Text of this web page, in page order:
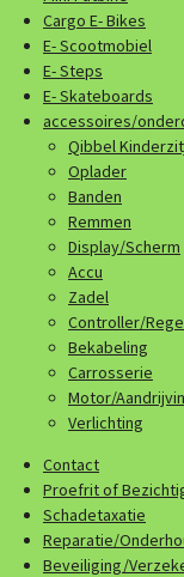
Cargo E- Bikes
E- Scootmobiel
E- Steps
E- Skateboards
accessoires/
Qibbel
Oplader
Banden
Remmen
Display/Scherm
Accu
Zadel
Controller/
Bekabeling
Carrosserie
Motor/
Verlichting
Contact
Proefrit of
Schadetaxatie
Reparatie/
Beveiliging/